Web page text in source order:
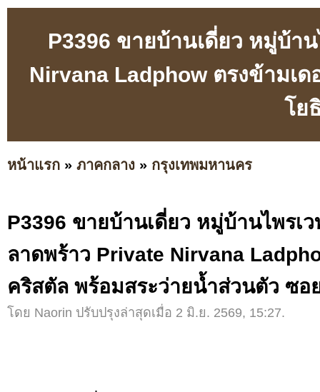
P3396 ขายบ้านเดี่ยว หมู่บ้า
Nirvana Ladphow ตรงข้ามเ
โย
หน้าแรก » ภาคกลาง » กรุงเทพมหานคร
P3396 ขายบ้านเดี่ยว หมู่บ้านไพรเ
ลาดพร้าว Private Nirvana
คริสตัล พร้อมสระว่ายน้ำส่วนตัว ซ
โดย Naorin ปรับปรุงล่าสุดเมื่อ 2 มิ.ย. 2569, 15:27.